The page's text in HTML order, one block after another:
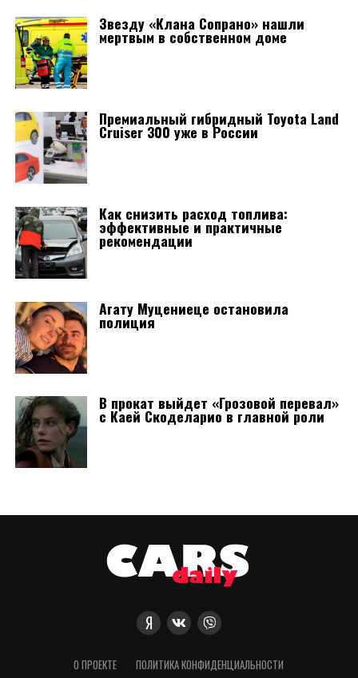
Звезду «Клана Сопрано» нашли
мертвым в собственном доме
Премиальный гибридный Toyota Land
Cruiser 300 уже в России
Как снизить расход топлива:
эффективные и практичные
рекомендации
Агату Муцениеце остановила
полиция
В прокат выйдет «Грозовой перевал»
с Каей Скоделарио в главной роли
О ПРОЕКТЕ ПОЛИТИКА КОНФИДЕНЦИАЛЬНОСТИ